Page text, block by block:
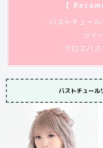
【
・バストチュー
・ツイ
・クロスバ
バストチュール